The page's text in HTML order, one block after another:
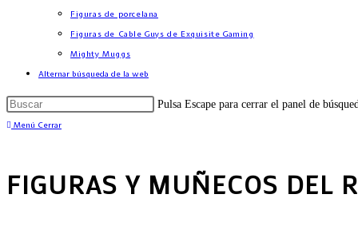
Figuras de porcelana
Figuras de Cable Guys de Exquisite Gaming
Mighty Muggs
Alternar búsqueda de la web
Pulsa Escape para cerrar el panel de
Menú Cerrar
FIGURAS Y MUÑECOS DEL